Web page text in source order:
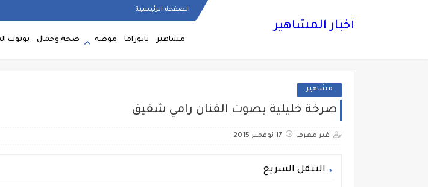
الصفحة الرئيسية
أخبار المشاهير
مشاهير بانوراما موضة صحة وجمال يوتوب
مشاهير
صرخة خليلية بصوت الفنان رامي شفيق
غير معرف 17 نوفمبر 2015
التنقل السريع